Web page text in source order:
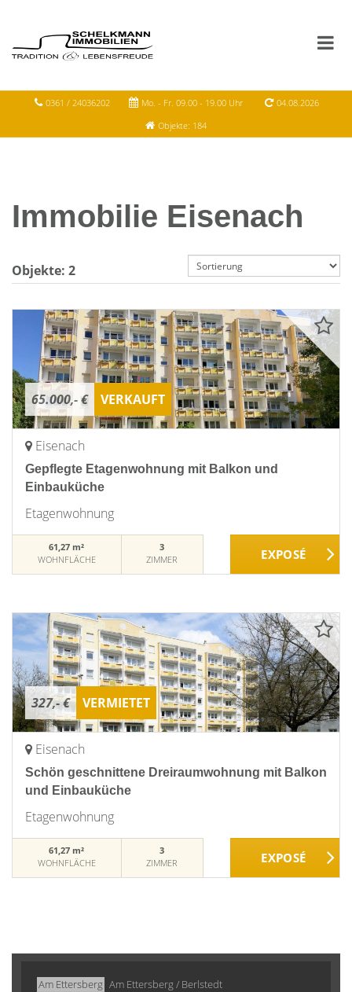
0361 / 24036202 Mo. - Fr. 09.00 - 19.00 Uhr
04.08.2026
Objekte: 184
Immobilie Eisenach
Objekte: 2
65.000,- € VERKAUFT
Eisenach
Gepflegte Etagenwohnung mit Balkon und
Einbauküche
Etagenwohnung
61,27 m²
WOHNFLÄCHE
3
ZIMMER
327,- € VERMIETET
Eisenach
Schön geschnittene Dreiraumwohnung mit Balkon
und Einbauküche
Etagenwohnung
61,27 m²
WOHNFLÄCHE
3
ZIMMER
Am Ettersberg Am Ettersberg / Berlstedt